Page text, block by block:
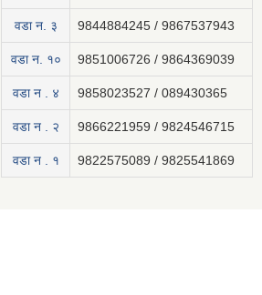
वडा न. ३ 9844884245 / 9867537943
वडा न. १० 9851006726 / 9864369039
वडा न . ४ 9858023527 / 089430365
वडा न . २ 9866221959 / 9824546715
वडा न . १ 9822575089 / 9825541869